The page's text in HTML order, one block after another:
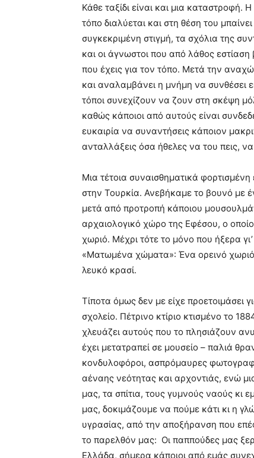
Κάθε ταξίδι είναι και μια
τόπο διαλύεται και στη θέση του
συγκεκριμένη στιγμή, τα σχόλια της
και οι άγνωστοι που από λάθος
που έχεις για τον τόπο. Μετά την
και αναλαμβάνει η μνήμη να συνθέσει
τόποι συνεχίζουν να ζουν στη σκέψη
καθώς κάποιοι από αυτούς είναι
ευκαιρία να συναντήσεις κάποιον
ανταλλάξεις όσα ήθελες να του πεις,
Μια τέτοια συναισθηματικά
στην Τουρκία. Ανεβήκαμε το βουνό με
μετά από προτροπή κάποιου
αρχαιολογικό χώρο της Εφέσου, ο
χωριό. Μέχρι τότε το μόνο που ήξερα
«Ματωμένα χώματα»: Ένα ορεινό
λευκό κρασί.
Τίποτα όμως δεν με είχε προετοιμάσει
σχολείο. Πέτρινο κτίριο κτισμένο το
χλευάζει αυτούς που το πλησιάζουν
έχει μετατραπεί σε μουσείο – παλιά
κονδυλοφόροι, ασπρόμαυρες
αέναης νεότητας και αρχοντιάς, ενώ
μας, τα σπίτια, τους γυμνούς ναούς κι
μας, δοκιμάζουμε να πούμε κάτι κι η
υγρασίας, από την αποξήρανση που
το παρελθόν μας: Οι παππούδες μας
Ελλάδα, σήμερα κάποιοι από εμάς